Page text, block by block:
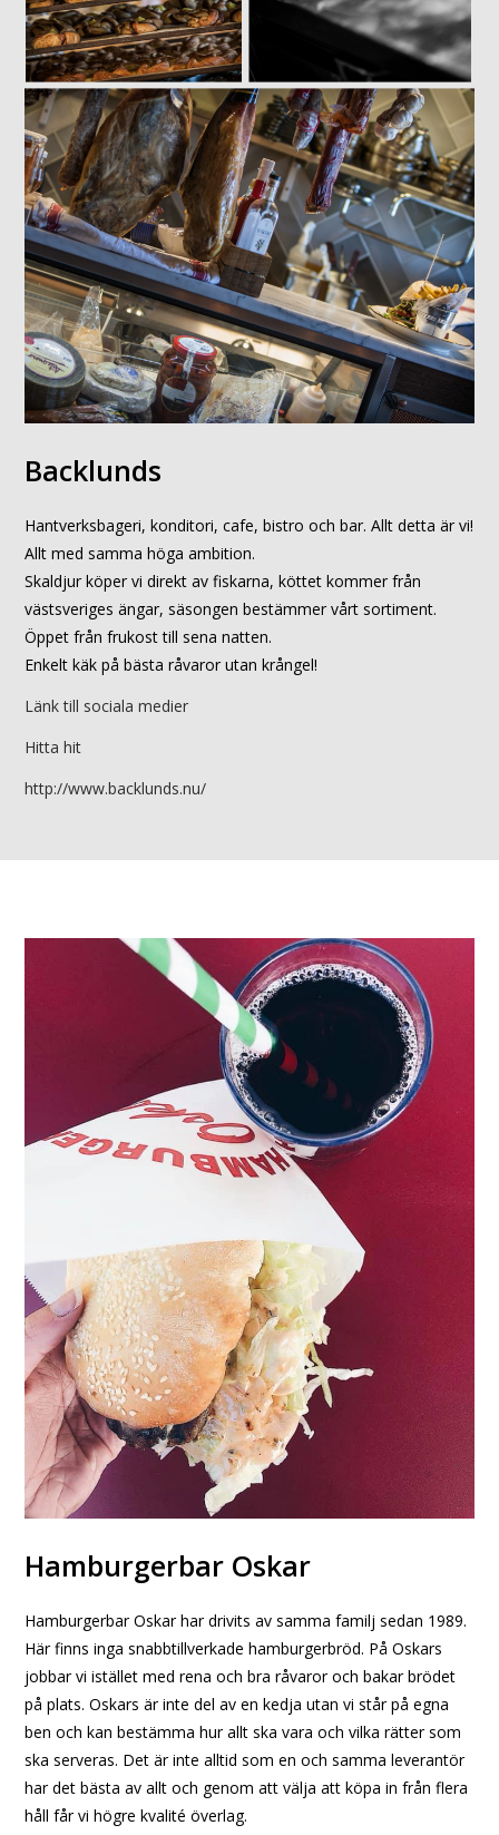
Backlunds
Hantverksbageri, konditori, cafe, bistro och bar. Allt detta är vi!
Allt med samma höga ambition.
Skaldjur köper vi direkt av fiskarna, köttet kommer från
västsveriges ängar, säsongen bestämmer vårt sortiment.
Öppet från frukost till sena natten.
Enkelt käk på bästa råvaror utan krångel!
Länk till sociala medier
Hitta hit
http://www.backlunds.nu/
Hamburgerbar Oskar
Hamburgerbar Oskar har drivits av samma familj sedan 1989.
Här finns inga snabbtillverkade hamburgerbröd. På Oskars
jobbar vi istället med rena och bra råvaror och bakar brödet
på plats. Oskars är inte del av en kedja utan vi står på egna
ben och kan bestämma hur allt ska vara och vilka rätter som
ska serveras. Det är inte alltid som en och samma leverantör
har det bästa av allt och genom att välja att köpa in från flera
håll får vi högre kvalité överlag.